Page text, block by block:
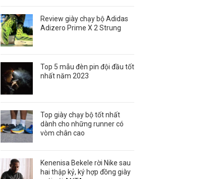
Review giày chạy bộ Adidas
Adizero Prime X 2 Strung
Top 5 mẫu đèn pin đội đầu tốt
nhất năm 2023
Top giày chạy bộ tốt nhất
dành cho những runner có
vòm chân cao
Kenenisa Bekele rời Nike sau
hai thập kỷ, ký hợp đồng giày